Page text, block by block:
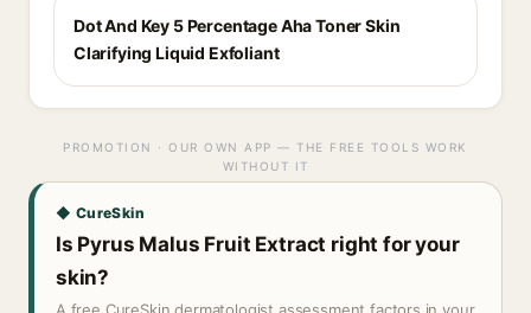
Dot And Key 5 Percentage Aha Toner Skin
Clarifying Liquid Exfoliant
PROMOTION · OUR OWN APP — THE FREE TOOLS WORK
WITHOUT IT
◆ CureSkin
Is Pyrus Malus Fruit Extract right for your
skin?